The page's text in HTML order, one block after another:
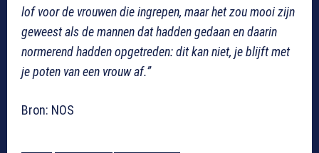
lof voor de vrouwen die ingrepen, maar het zou mooi zijn
geweest als de mannen dat hadden gedaan en daarin
normerend hadden opgetreden: dit kan niet, je blijft met
je poten van een vrouw af.”
Bron: NOS